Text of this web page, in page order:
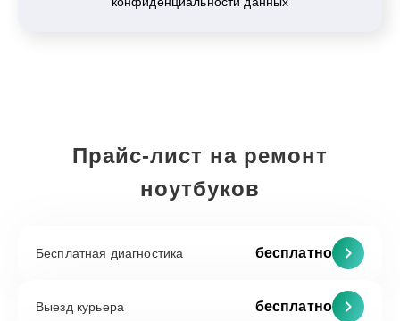
Прайс-лист на ремонт
ноутбуков
Бесплатная диагностика бесплатно
Выезд курьера бесплатно